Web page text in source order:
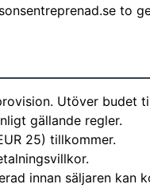
to
Utöver budet
gällande regler.
25) tillkommer.
innan säljaren kan